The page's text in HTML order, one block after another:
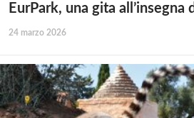
EurPark, una gita
24 marzo 2026